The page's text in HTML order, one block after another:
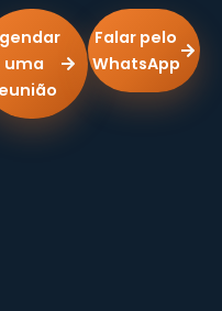
uma
Falar pelo
WhatsApp